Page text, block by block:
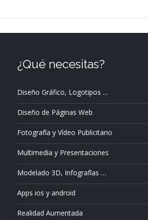
¿Qué necesitas?
Diseño Gráfico, Logotipos …
Diseño de Páginas Web
Fotografía y Vídeo Publicitario
Multimedia y Presentaciones
Modelado 3D, Infografías …
Apps ios y android
Realidad Aumentada